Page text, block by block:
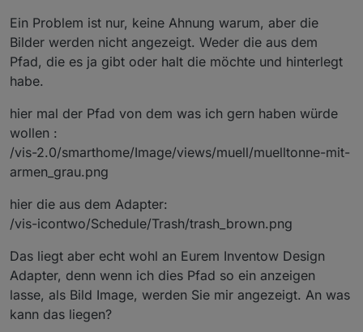
Ein Problem ist nur, keine Ahnung warum, aber die
Bilder werden nicht angezeigt. Weder die aus dem
Pfad, die es ja gibt oder halt die möchte und hinterlegt
habe.
hier mal der Pfad von dem was ich gern haben würde
wollen :
/vis-2.0/smarthome/Image/views/muell/muelltonne-mit-
armen_grau.png
hier die aus dem Adapter:
/vis-icontwo/Schedule/Trash/trash_brown.png
Das liegt aber echt wohl an Eurem Inventow Design
Adapter, denn wenn ich dies Pfad so ein anzeigen
lasse, als Bild Image, werden Sie mir angezeigt. An was
kann das liegen?